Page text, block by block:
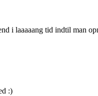
i laaaaang tid indtil man
:)